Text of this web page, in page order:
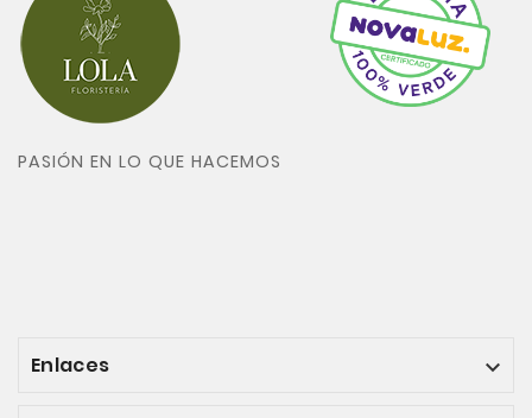
PASIÓN EN LO QUE HACEMOS
Enlaces 